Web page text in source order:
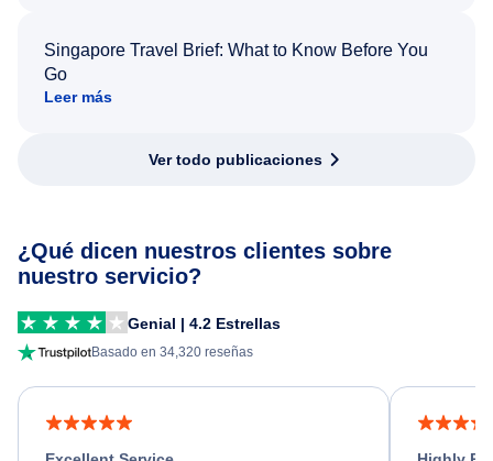
Singapore Travel Brief: What to Know Before You
Go
Leer más
Ver todo publicaciones
¿Qué dicen nuestros clientes sobre
nuestro servicio?
Genial | 4.2 Estrellas
Basado en 34,320 reseñas